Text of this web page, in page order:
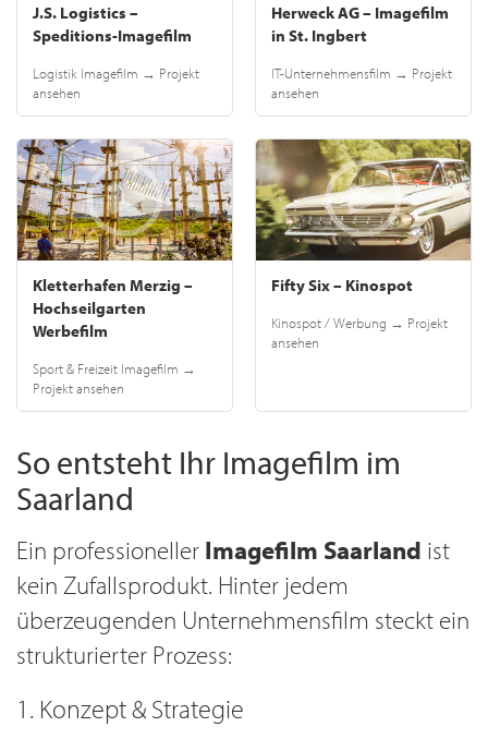
J.S. Logistics –
Speditions-Imagefilm
Logistik Imagefilm → Projekt
ansehen
Herweck AG – Imagefilm
in St. Ingbert
IT-Unternehmensfilm → Projekt
ansehen
Kletterhafen Merzig –
Hochseilgarten
Werbefilm
Sport & Freizeit Imagefilm →
Projekt ansehen
Fifty Six – Kinospot
Kinospot / Werbung → Projekt
ansehen
So entsteht Ihr Imagefilm im
Saarland
Ein professioneller Imagefilm Saarland ist
kein Zufallsprodukt. Hinter jedem
überzeugenden Unternehmensfilm steckt ein
strukturierter Prozess:
1. Konzept & Strategie